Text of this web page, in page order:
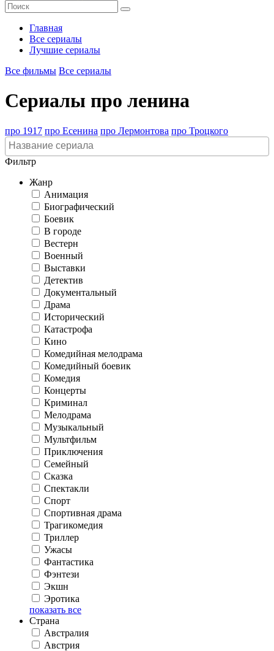
Главная
Все сериалы
Лучшие сериалы
Все фильмы Все сериалы
Сериалы про ленина
про 1917 про Есенина про Лермонтова про Троцкого
Фильтр
Жанр
Анимация
Биографический
Боевик
В городе
Вестерн
Военный
Выставки
Детектив
Документальный
Драма
Исторический
Катастрофа
Кино
Комедийная мелодрама
Комедийный боевик
Комедия
Концерты
Криминал
Мелодрама
Музыкальный
Мультфильм
Приключения
Семейный
Сказка
Спектакли
Спорт
Спортивная драма
Трагикомедия
Триллер
Ужасы
Фантастика
Фэнтези
Экшн
Эротика
показать все
Страна
Австралия
Австрия